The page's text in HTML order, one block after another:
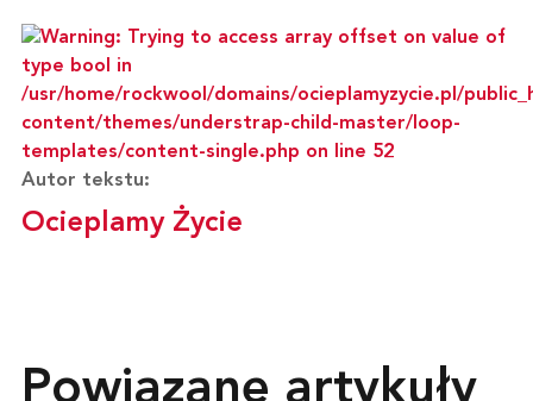
Autor tekstu:
Ocieplamy Życie
Powiązane artykuły